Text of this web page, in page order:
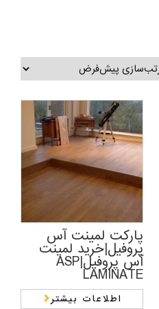
پارکت لمینت آس
پروفیل|خرید لمینت
آس پروفیل|ASP
LAMINATE
اطلاعات بیشتر